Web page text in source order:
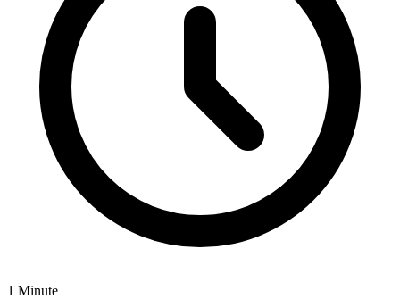
1 Minute